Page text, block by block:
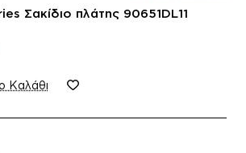
Σακίδιο πλάτης 90651DL11
Καλάθι